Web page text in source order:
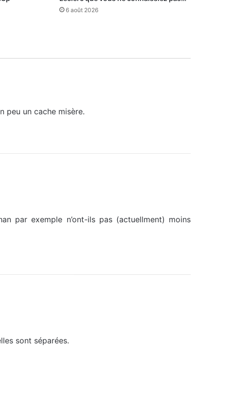
6 août 2026
peu un cache misère.
par exemple n’ont-ils pas (actuellment) moins
sont séparées.